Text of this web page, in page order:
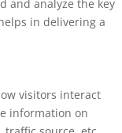
and analyze the key
in delivering a
visitors interact
information on